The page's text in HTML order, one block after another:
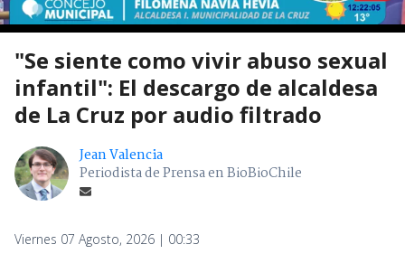
"Se siente como vivir abuso sexual
infantil": El descargo de alcaldesa
de La Cruz por audio filtrado
Jean Valencia
Periodista de Prensa en BioBioChile
Viernes 07 Agosto, 2026 | 00:33